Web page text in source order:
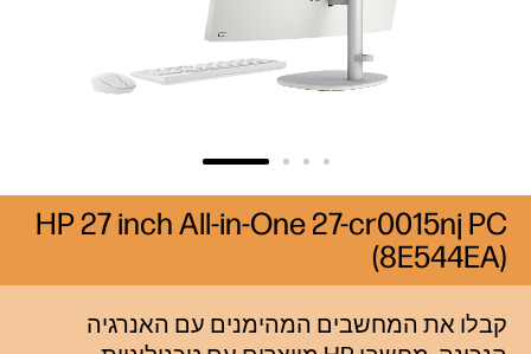
קבלו את המחשבים המהימנים עם האנרגיה
HP 27 inch All-in-One 27-cr0015nj PC
(8E544EA)